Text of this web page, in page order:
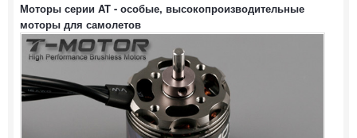
Моторы серии AT - особые, высокопроизводительные
моторы для самолетов